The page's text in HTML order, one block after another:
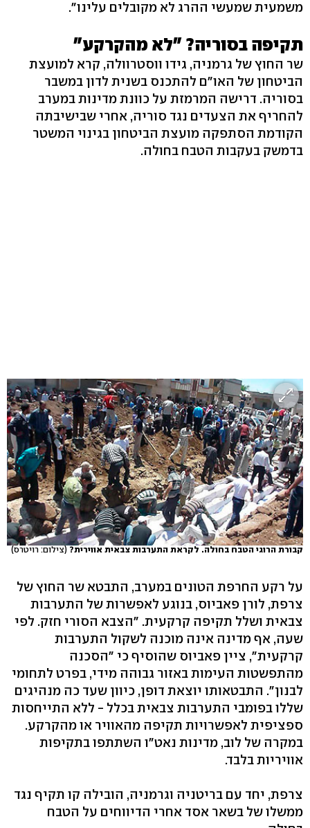
משמעית שמעשי ההרג לא מקובלים עלינו".
תקיפה בסוריה? "לא מהקרקע"
שר החוץ של גרמניה, גידו ווסטרוולה, קרא למועצת
הביטחון של האו"ם להתכנס בשנית לדון במשבר
בסוריה. דרישה המרמזת על כוונת מדינות במערב
להחריף את הצעדים נגד סוריה, אחרי שבישיבתה
הקודמת הסתפקה מועצת הביטחון בגינוי המשטר
בדמשק בעקבות הטבח בחולה.
קבורת הרוגי הטבח בחולה. לקראת התערבות צבאית אווירית? (צילום: רויטרס)
על רקע החרפת הטונים במערב, התבטא שר החוץ של
צרפת, לורן פאביוס, בנוגע לאפשרות של התערבות
צבאית ושלל תקיפה קרקעית. "הצבא הסורי חזק. לפי
שעה, אף מדינה אינה מוכנה לשקול התערבות
קרקעית", ציין פאביוס שהוסיף כי "הסכנה
מהתפשטות העימות באזור גבוהה מידי, בפרט לתחומי
לבנון". התבטאותו יוצאת דופן, כיוון שעד כה מנהיגים
שללו בפומבי התערבות צבאית בכלל - ללא התייחסות
ספציפית לאפשרויות תקיפה מהאוויר או מהקרקע.
במקרה של לוב, מדינות נאט"ו השתתפו בתקיפות
אוויריות בלבד.
צרפת, יחד עם בריטניה וגרמניה, הובילה קו תקיף נגד
ממשלו של בשאר אסד אחרי הדיווחים על הטבח